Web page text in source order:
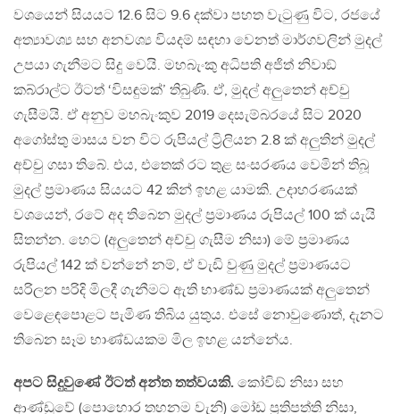
වශයෙන් සියයට 12.6 සිට 9.6 දක්වා පහත වැටුණු විට, රජයේ
අත්‍යාවශ්‍ය සහ අනවශ්‍ය වියදම් සඳහා වෙනත් මාර්ගවලින් මුදල්
උපයා ගැනීමට සිදු වෙයි. මහබැංකු අධිපති අජිත් නිවාඞ්
කබ්රාල්ට ඊටත් ‘විසඳුමක්’ තිබුණි. ඒ, මුදල් අලුතෙන් අච්චු
ගැසීමයි. ඒ අනුව මහබැංකුව 2019 දෙසැම්බරයේ සිට 2020
අගෝස්තු මාසය වන විට රුපියල් ට්‍රිලියන 2.8 ක් අලුතින් මුදල්
අච්චු ගසා තිබේ. එය, එතෙක් රට තුළ සංසරණය වෙමින් තිබූ
මුදල් ප්‍රමාණය සියයට 42 කින් ඉහළ යාමකි. උදාහරණයක්
වශයෙන්, රටේ අද තිබෙන මුදල් ප්‍රමාණය රුපියල් 100 ක් යැයි
සිතන්න. හෙට (අලුතෙන් අච්චු ගැසීම නිසා) මේ ප්‍රමාණය
රුපියල් 142 ක් වන්නේ නම්, ඒ වැඩි වුණු මුදල් ප්‍රමාණයට
සරිලන පරිදි මිලදී ගැනීමට ඇති භාණ්ඩ ප්‍රමාණයක් අලුතෙන්
වෙළෙඳපොළට පැමිණ තිබිය යුතුය. එසේ නොවුණොත්, දැනට
තිබෙන සෑම භාණ්ඩයකම මිල ඉහළ යන්නේය.
අපට සිදුවුණේ ඊටත් අන්ත තත්වයකි. කෝවිඞ් නිසා සහ
ආණ්ඩුවේ (පොහොර තහනම වැනි) මෝඩ ප්‍රතිපත්ති නිසා,